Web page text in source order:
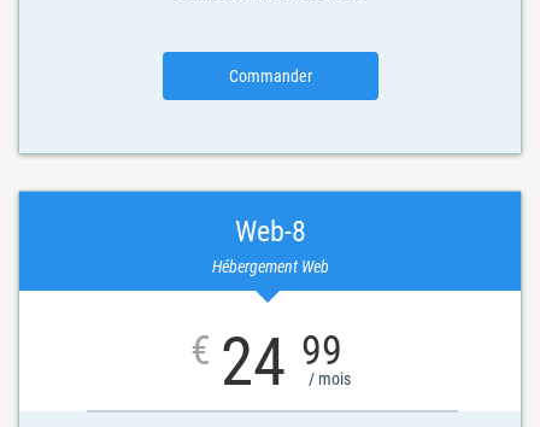
Commander
Web-8
Hébergement Web
€ 24 99
/ mois